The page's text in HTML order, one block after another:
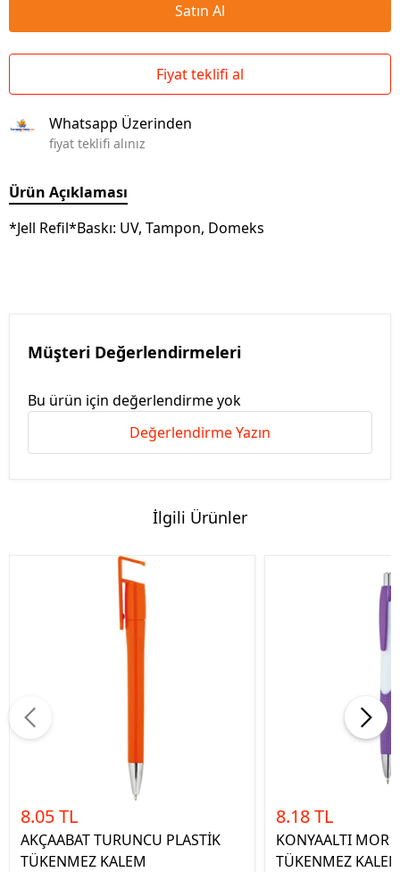
Satın Al
Fiyat teklifi al
Whatsapp Üzerinden
fiyat teklifi alınız
Ürün Açıklaması
*Jell Refil*Baskı: UV, Tampon, Domeks
Müşteri Değerlendirmeleri
Bu ürün için değerlendirme yok
Değerlendirme Yazın
İlgili Ürünler
8.05 TL
AKÇAABAT TURUNCU PLASTİK
TÜKENMEZ KALEM
8.18 TL
KONYAALTI MOR
TÜKENMEZ